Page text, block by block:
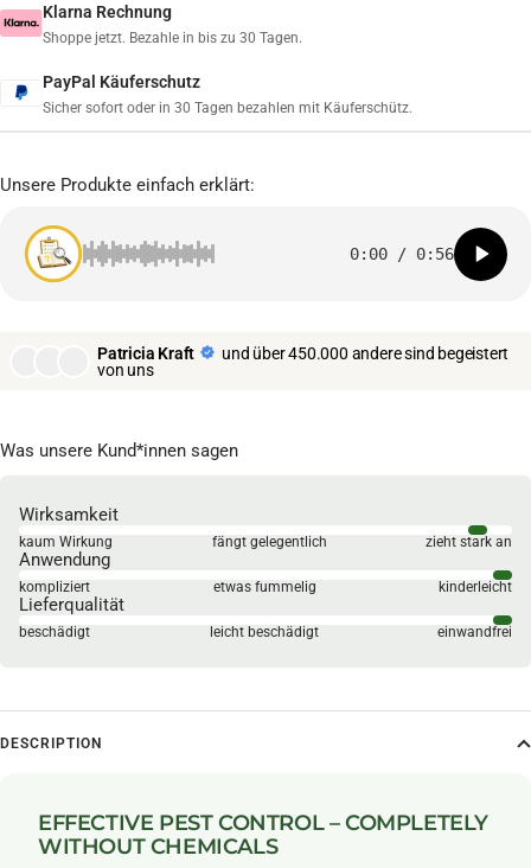
Klarna Rechnung
Shoppe jetzt. Bezahle in bis zu 30 Tagen.
PayPal Käuferschutz
Sicher sofort oder in 30 Tagen bezahlen mit Käuferschütz.
Unsere Produkte einfach erklärt:
0:00 / 0:56
Patricia Kraft
und über 450.000 andere sind begeistert
von uns
Was unsere Kund*innen sagen
Wirksamkeit
kaum Wirkung fängt gelegentlich zieht stark an
Anwendung
kompliziert etwas fummelig kinderleicht
Lieferqualität
beschädigt leicht beschädigt einwandfrei
DESCRIPTION
EFFECTIVE PEST CONTROL – COMPLETELY
WITHOUT CHEMICALS